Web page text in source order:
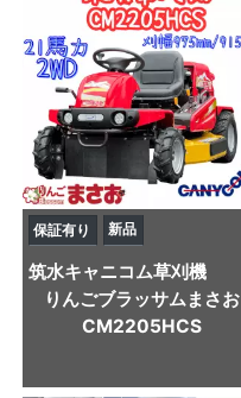
保証有り 新品
筑水キャニコム草刈機
りんごブラッサムまさお
CM2205HCS